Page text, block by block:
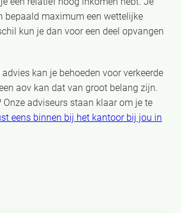
bepaald maximum een wettelijke
kun je dan voor een deel opvangen
kan je behoeden voor verkeerde
aov kan dat van groot belang zijn.
Onze adviseurs staan klaar om je te
eens binnen bij het kantoor bij jou in